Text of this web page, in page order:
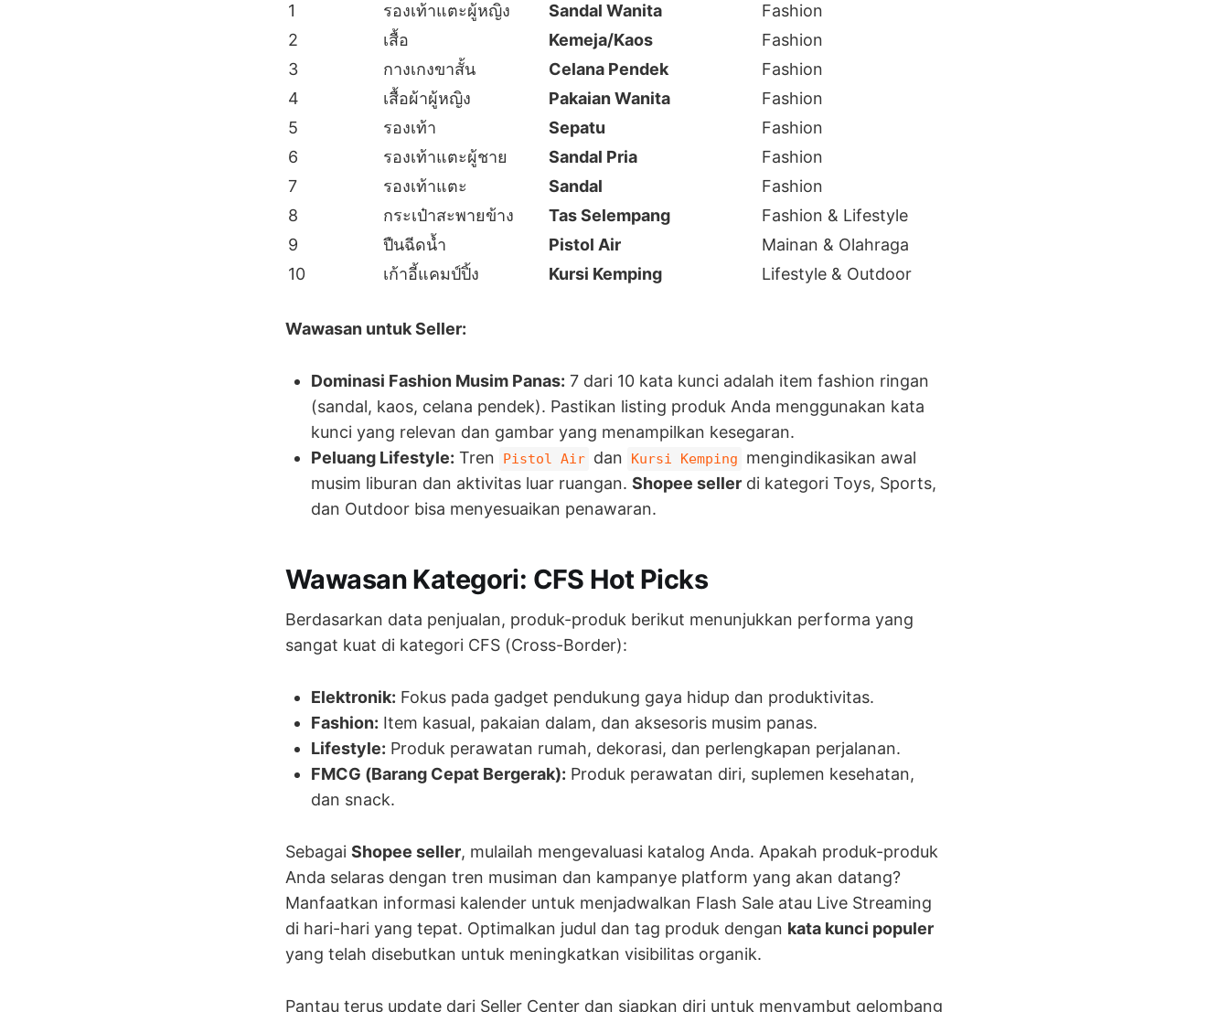
1
รองเท้าแตะผู้หญิง Sandal Wanita
Fashion
2
เสื้อ Kemeja/Kaos
Fashion
3
กางเกงขาสั้น Celana Pendek
Fashion
4
เสื้อผ้าผู้หญิง Pakaian Wanita
Fashion
5
รองเท้า Sepatu
Fashion
6
รองเท้าแตะผู้ชาย Sandal Pria
Fashion
7
รองเท้าแตะ Sandal
Fashion
8
กระเป๋าสะพายข้าง Tas Selempang
Fashion & Lifestyle
9
ปืนฉีดนํ้า Pistol Air
Mainan & Olahraga
10
เก้าอี้แคมป์ปิ้ง Kursi Kemping Lifestyle & Outdoor
Wawasan untuk Seller:
Dominasi Fashion Musim Panas: 7 dari 10 kata kunci adalah item fashion ringan
(sandal, kaos, celana pendek). Pastikan listing produk Anda menggunakan kata
kunci yang relevan dan gambar yang menampilkan kesegaran.
Peluang Lifestyle: Tren Pistol Air dan Kursi Kemping
mengindikasikan awal
musim liburan dan aktivitas luar ruangan. Shopee seller di kategori Toys, Sports,
dan Outdoor bisa menyesuaikan penawaran.
Wawasan Kategori: CFS Hot Picks
Berdasarkan data penjualan, produk-produk berikut menunjukkan performa yang
sangat kuat di kategori CFS (Cross-Border):
Elektronik: Fokus pada gadget pendukung gaya hidup dan produktivitas.
Fashion: Item kasual, pakaian dalam, dan aksesoris musim panas.
Lifestyle: Produk perawatan rumah, dekorasi, dan perlengkapan perjalanan.
FMCG (Barang Cepat Bergerak): Produk perawatan diri, suplemen kesehatan,
dan snack.
Sebagai Shopee seller, mulailah mengevaluasi katalog Anda. Apakah produk-produk
Anda selaras dengan tren musiman dan kampanye platform yang akan datang?
Manfaatkan informasi kalender untuk menjadwalkan Flash Sale atau Live Streaming
di hari-hari yang tepat. Optimalkan judul dan tag produk dengan kata kunci populer
yang telah disebutkan untuk meningkatkan visibilitas organik.
Pantau terus update dari Seller Center dan siapkan diri untuk menyambut gelombang